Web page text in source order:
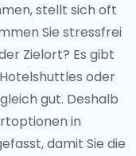
stellt sich oft
Sie stressfrei
Zielort? Es gibt
oder
gut. Deshalb
in
damit Sie die